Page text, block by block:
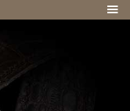
